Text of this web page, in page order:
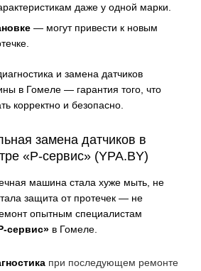
даже у одной марки.
— могут привести к новым
и замена датчиков
в Гомеле — гарантия того, что
корректно и безопасно.
замена датчиков в
«Р-сервис» (YPA.BY)
машина стала хуже мыть, не
защита от протечек — не
опытным специалистам
сервис» в Гомеле.
при последующем ремонте